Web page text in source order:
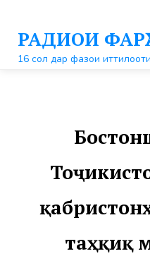
контентуРАДИОИ
16 сол дар фазои
таҳқиқ